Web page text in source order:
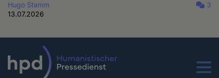
Hugo Stamm
13.07.2026
3
Menu